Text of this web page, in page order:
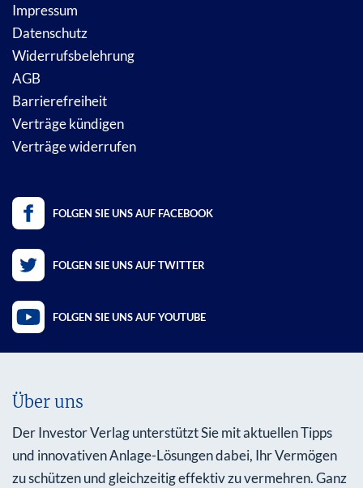
Impressum
Datenschutz
Widerrufsbelehrung
AGB
Barrierefreiheit
Verträge kündigen
Verträge widerrufen
FOLGEN SIE UNS AUF FACEBOOK
FOLGEN SIE UNS AUF TWITTER
FOLGEN SIE UNS AUF YOUTUBE
Über uns
Der Investor Verlag unterstützt Sie mit aktuellen Tipps
und innovativen Anlage-Lösungen dabei, Ihr Vermögen
zu schützen und gleichzeitig effektiv zu vermehren. Ganz